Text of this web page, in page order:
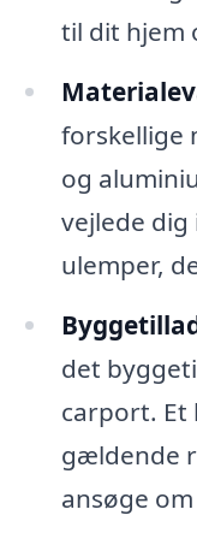
til dit hjem
forskellige
og
vejlede
ulemper,
det
carport. Et
gældende
ansøge